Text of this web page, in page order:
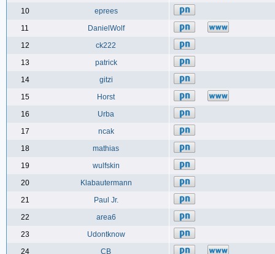
10
eprees
11
DanielWolf
12
ck222
13
patrick
14
gitzi
15
Horst
16
Urba
17
ncak
18
mathias
19
wulfskin
20
Klabautermann
21
Paul Jr.
22
area6
23
Udontknow
24
CB